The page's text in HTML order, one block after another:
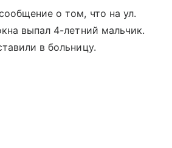
о том, что на ул.
выпал 4-летний мальчик.
в больницу.